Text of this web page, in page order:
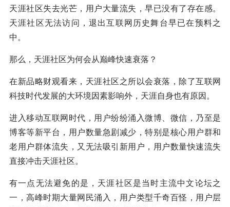
天涯社区失去光芒，用户大量流失，早已没有了存在感。
天涯社区无法访问，退出互联网历史舞台早已在预料之
中。
那么，天涯社区为何会从巅峰快速衰落？
在新品略财观看来，天涯社区之所以会衰落，除了互联网
科技时代发展的大环境因素影响外，天涯自身也有原因。
进入移动互联网时代，用户纷纷涌入微博、微信，乃至是
博客等新平台，用户数量急剧减少，特别是核心用户群和
老用户群体流失，又无法吸引新用户，用户数量快速流失
直接冲击天涯社区。
有一点无法避免的是，天涯社区是当时主流中文论坛之
一，高峰时期大量网民涌入，用户类型千奇百怪，用户层